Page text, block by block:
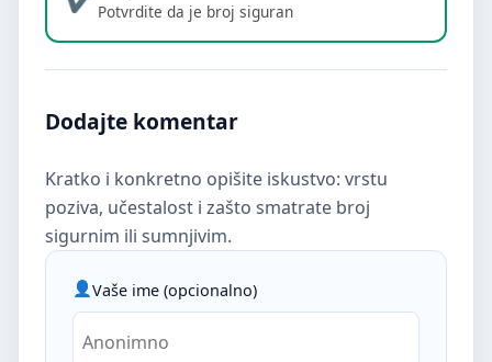
Potvrdite da je broj siguran
Dodajte komentar
Kratko i konkretno opišite iskustvo: vrstu
poziva, učestalost i zašto smatrate broj
sigurnim ili sumnjivim.
Vaše ime (opcionalno)